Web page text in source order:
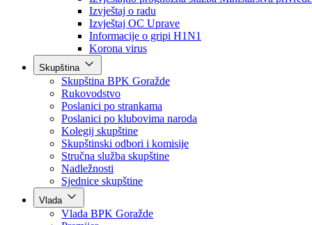
Obavještenja i izvještaji
Obavještenja Vlade
Izvještajno prognozna služba Ministarstva privrede
Izvještaj o radu
Izvještaj OC Uprave
Informacije o gripi H1N1
Korona virus
Skupština
Skupština BPK Goražde
Rukovodstvo
Poslanici po strankama
Poslanici po klubovima naroda
Kolegij skupštine
Skupštinski odbori i komisije
Stručna služba skupštine
Nadležnosti
Sjednice skupštine